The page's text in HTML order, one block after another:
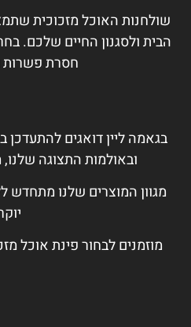
שולחנות האוכל מזכוכית
הבית ולסגנון החיים שלכם.
חסרת פשרות
בגאמה ליין דואגים
ובאולמות התצוגה
מגוון המוצרים שלנו מתחדש
מוזמנים לבחור פינת אוכל